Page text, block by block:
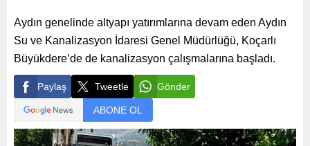
Aydın genelinde altyapı yatırımlarına devam eden Aydın
Su ve Kanalizasyon İdaresi Genel Müdürlüğü, Koçarlı
Büyükdere’de de kanalizasyon çalışmalarına başladı.
Paylaş Tweetle Gönder
ABONE OL